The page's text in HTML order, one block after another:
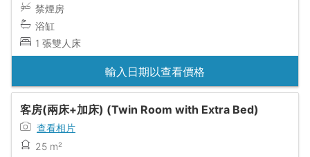
禁煙房
浴缸
1 張雙人床
輸入日期以查看價格
客房(兩床+加床) (Twin Room with Extra Bed)
查看相片
25 m²